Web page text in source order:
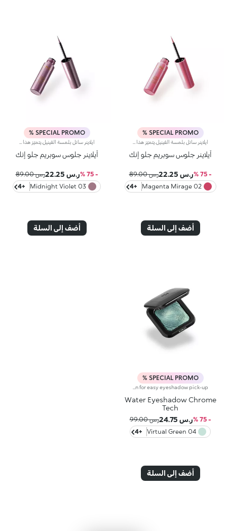
SPECIAL PROMO %
آيلاينر جلوس سوبريم جلو إنك
- 75 % ر.س 22.25
ر.س 89.00
02 Magenta Mirage
+4
أضف إلى السلة
SPECIAL PROMO %
آيلاينر جلوس سوبريم جلو إنك
- 75 % ر.س 22.25
ر.س 89.00
03 Midnight Violet
+4
أضف إلى السلة
SPECIAL PROMO %
Water Eyeshadow Chrome
Tech
- 75 % ر.س 24.75
ر.س 99.00
04 Virtual Green
+4
أضف إلى السلة